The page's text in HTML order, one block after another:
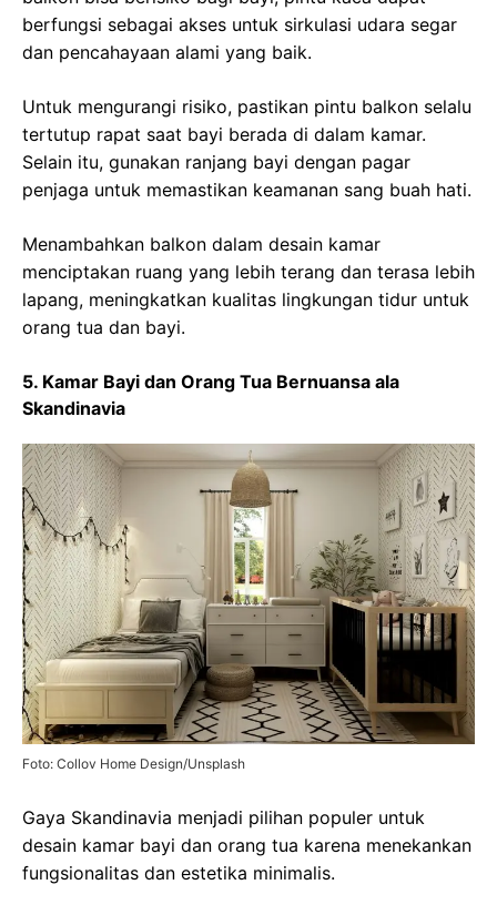
berfungsi sebagai akses untuk sirkulasi udara segar
dan pencahayaan alami yang baik.
Untuk mengurangi risiko, pastikan pintu balkon selalu
tertutup rapat saat bayi berada di dalam kamar.
Selain itu, gunakan ranjang bayi dengan pagar
penjaga untuk memastikan keamanan sang buah hati.
Menambahkan balkon dalam desain kamar
menciptakan ruang yang lebih terang dan terasa lebih
lapang, meningkatkan kualitas lingkungan tidur untuk
orang tua dan bayi.
5. Kamar Bayi dan Orang Tua Bernuansa ala
Skandinavia
Foto: Collov Home Design/Unsplash
Gaya Skandinavia menjadi pilihan populer untuk
desain kamar bayi dan orang tua karena menekankan
fungsionalitas dan estetika minimalis.